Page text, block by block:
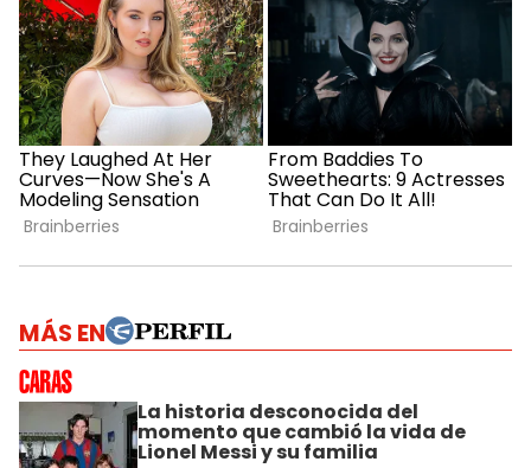
MÁS EN
La historia desconocida del
momento que cambió la vida de
Lionel Messi y su familia